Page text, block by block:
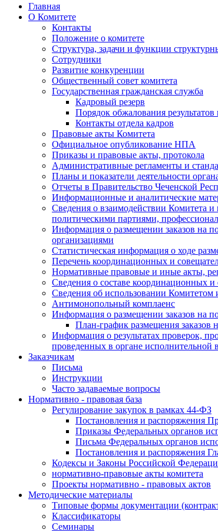
Главная
О Комитете
Контакты
Положение о комитете
Структура, задачи и функции
Сотрудники
Развитие конкуренции
Общественный совет комитета
Государственная гражданская служба
Кадровый резерв
Порядок обжалования
Контакты отдела кадров
Правовые акты Комитета
Официальное опубликование НПА
Приказы и правовые акты, протокола
Административные регламенты и
Планы и показатели деятельности
Отчеты в Правительство Чеченской
Информационные и аналитические
Сведения о взаимодействии Комитета
политическими партиями,
Информация о размещении заказов на
организациями
Статистическая информация о ходе
Перечень координационных и
Нормативные правовые и иные акты,
Сведения о составе координационных
Сведения об использовании
Антимонопольный комплаенс
Информация о размещении заказов на
План-график размещения заказов
Информация о результатах проверок,
проведенных в органе исполнительной
Заказчикам
Письма
Инструкции
Часто задаваемые вопросы
Нормативно - правовая база
Регулирование закупок в рамках 44-ФЗ
Постановления и распоряжения
Приказы Федеральных органов
Письма Федеральных органов
Постановления и распоряжения
Кодексы и Законы Российской
нормативно-правовые акты комитета
Проекты нормативно - правовых актов
Методические материалы
Типовые формы документации
Классификаторы
Семинары